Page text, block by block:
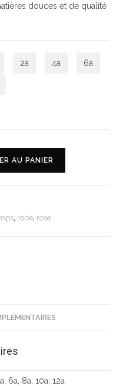
douces et de qualité
2a 4a 6a
AU PANIER
, robe, rose
6a, 8a, 10a, 12a